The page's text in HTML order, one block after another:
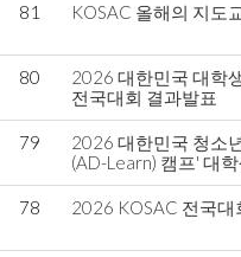
81 KOSAC 올해의 지도
80
2026 대한민국 대학
전국대회 결과발표
79
2026 대한민국 청소
(AD-Learn) 캠프' 대
78 2026 KOSAC 전국대